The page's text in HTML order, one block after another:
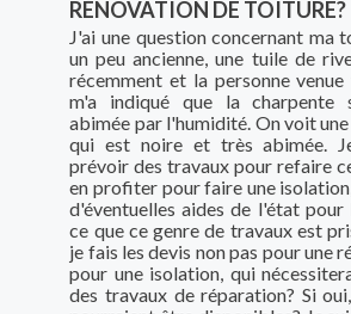
RÉNOVATION DE TOITURE?
J'ai une question concernant ma
un peu ancienne, une tuile de
récemment et la personne
m'a indiqué que la charpente
abimée par l'humidité. On voit
qui est noire et très abimée.
prévoir des travaux pour refaire
en profiter pour faire une
d'éventuelles aides de l'état pour
ce que ce genre de travaux est
je fais les devis non pas pour une
pour une isolation, qui
des travaux de réparation? Si